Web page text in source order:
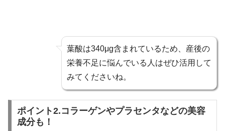
葉酸は340μg含まれているため、産後の
栄養不足に悩んでいる人はぜひ活用して
みてくださいね。
ポイント2.コラーゲンやプラセンタなどの美容
成分も！